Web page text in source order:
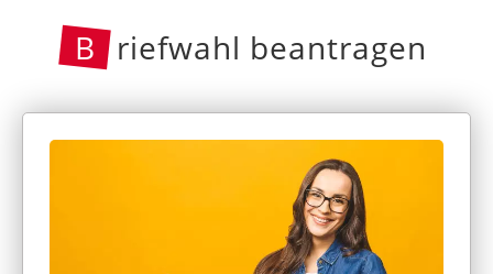
B riefwahl beantragen